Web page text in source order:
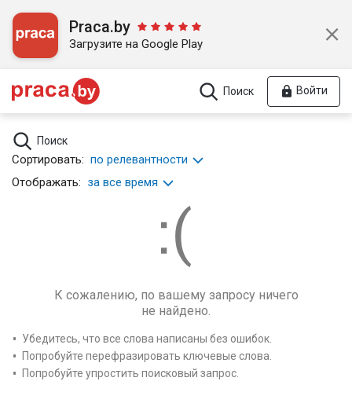
Praca.by
Загрузите на Google Play
Поиск Войти
Поиск
Сортировать: по релевантности
Отображать: за все время
К сожалению, по вашему запросу ничего
не найдено.
Убедитесь, что все слова написаны без ошибок.
Попробуйте перефразировать ключевые слова.
Попробуйте упростить поисковый запрос.